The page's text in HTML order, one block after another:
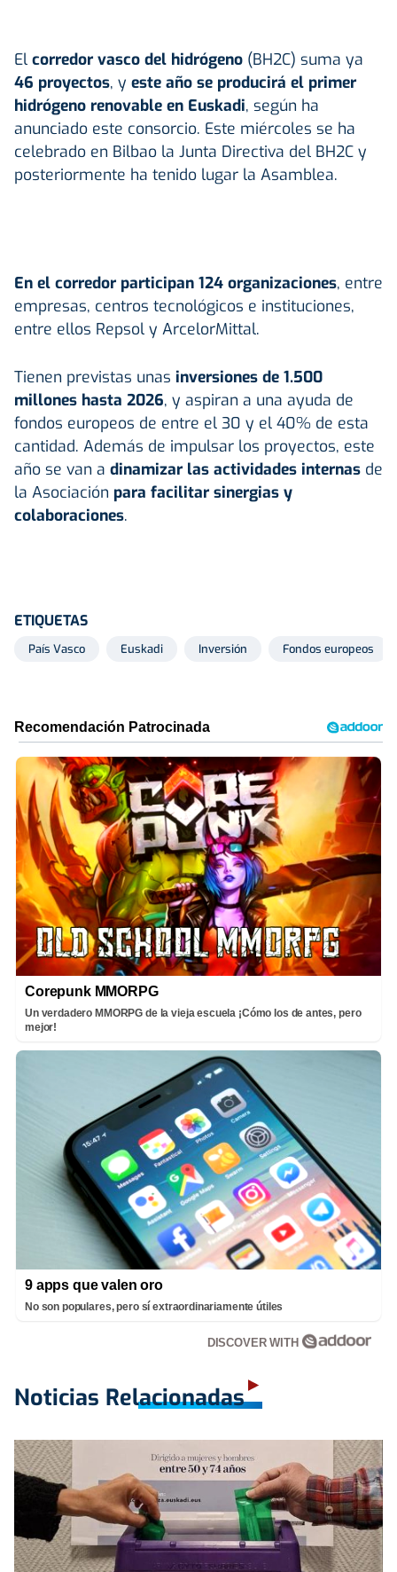
El corredor vasco del hidrógeno (BH2C) suma ya
46 proyectos, y este año se producirá el primer
hidrógeno renovable en Euskadi, según ha
anunciado este consorcio. Este miércoles se ha
celebrado en Bilbao la Junta Directiva del BH2C y
posteriormente ha tenido lugar la Asamblea.
En el corredor participan 124 organizaciones, entre
empresas, centros tecnológicos e instituciones,
entre ellos Repsol y ArcelorMittal.
Tienen previstas unas inversiones de 1.500
millones hasta 2026, y aspiran a una ayuda de
fondos europeos de entre el 30 y el 40% de esta
cantidad. Además de impulsar los proyectos, este
año se van a dinamizar las actividades internas de
la Asociación para facilitar sinergias y
colaboraciones.
ETIQUETAS
País Vasco Euskadi Inversión Fondos europeos
Corepunk MMORPG
Un verdadero MMORPG de la vieja escuela ¡Cómo los de antes, pero
mejor!
9 apps que valen oro
No son populares, pero sí extraordinariamente útiles
DISCOVER WITH
Noticias Relacionadas